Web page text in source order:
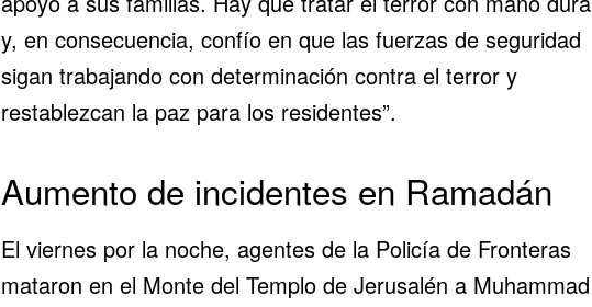
y, en consecuencia, confío en que las fuerzas de seguridad
sigan trabajando con determinación contra el terror y
restablezcan la paz para los residentes”.
Aumento de incidentes en Ramadán
El viernes por la noche, agentes de la Policía de Fronteras
mataron en el Monte del Templo de Jerusalén a Muhammad